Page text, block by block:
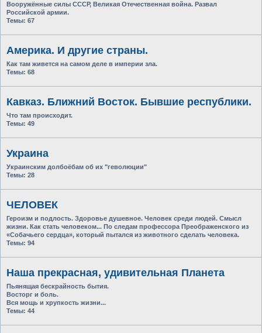
Вооружённые силы СССР, Великая Отечественная война. Развал
Российской армии.
Темы: 67
Америка. И другие страны.
Как там живется на самом деле в империи зла.
Темы: 68
Кавказ. Ближний Восток. Бывшие республики.
Что там происходит.
Темы: 49
Украина
Украинским долбоёбам об их "геволюции"
Темы: 28
ЧЕЛОВЕК
Героизм и подлость. Здоровье душевное. Человек среди людей. Смысл
жизни. Как стать человеком... По следам профессора Преображенского из
«Собачьего сердца», который пытался из животного сделать человека.
Темы: 94
Наша прекрасная, удивительная Планета
Пьянящая бескрайность бытия.
Восторг и боль.
Вся мощь и хрупкость жизни...
Темы: 44